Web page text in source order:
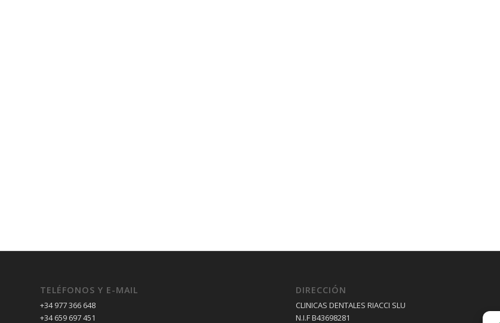
TELÉFONOS Y E-MAIL
+34 977 366 648
+34 659 697 451
DIRECCIÓN
CLINICAS DENTALES RIACCI SLU
N.I.F B43698281